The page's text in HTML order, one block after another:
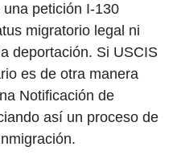
petición I-130
migratorio legal ni
deportación. Si USCIS
es de otra manera
Notificación de
así un proceso de